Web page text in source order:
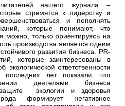
нашего журнала –
стремятся к лидерству и
и пополнять
которые понимают, что
можно, только ориентируясь на
производства является одним
развития бизнеса. PR-
которые заинтересованы в
экологической ответственности
последних лет показали, что
деятелями бизнеса
защите экологии и здоровья
формирует негативное